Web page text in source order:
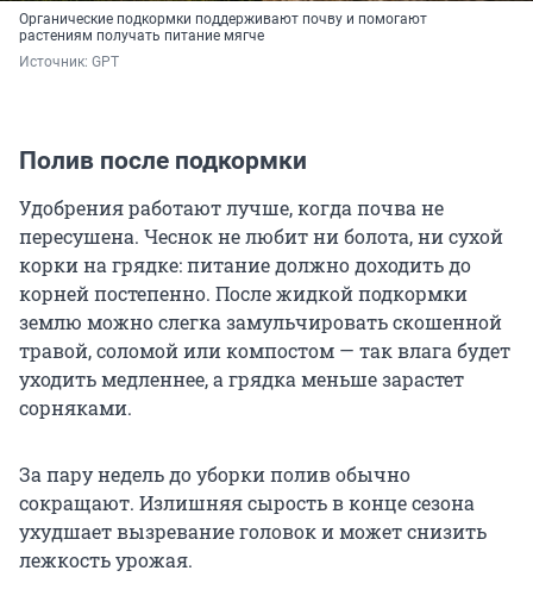
Органические подкормки поддерживают почву и помогают
растениям получать питание мягче
Источник: GPT
Полив после подкормки
Удобрения работают лучше, когда почва не
пересушена. Чеснок не любит ни болота, ни сухой
корки на грядке: питание должно доходить до
корней постепенно. После жидкой подкормки
землю можно слегка замульчировать скошенной
травой, соломой или компостом — так влага будет
уходить медленнее, а грядка меньше зарастет
сорняками.
За пару недель до уборки полив обычно
сокращают. Излишняя сырость в конце сезона
ухудшает вызревание головок и может снизить
лежкость урожая.